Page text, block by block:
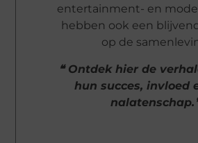
entertainment- en
hebben ook een
op de
❝ Ontdek hier de
hun succes, invloed